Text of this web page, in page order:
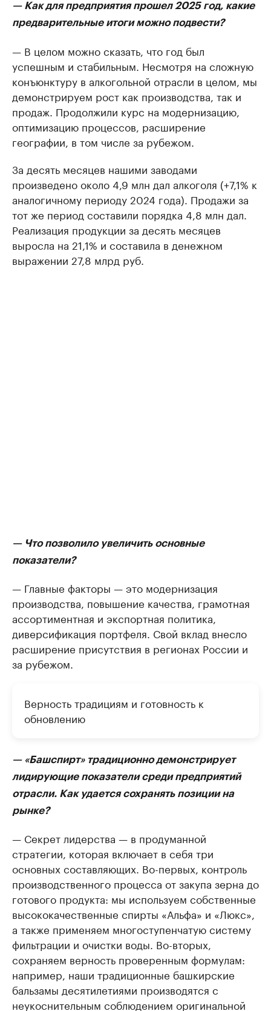
— Как для предприятия прошел 2025 год, какие
предварительные итоги можно подвести?
— В целом можно сказать, что год был
успешным и стабильным. Несмотря на сложную
конъюнктуру в алкогольной отрасли в целом, мы
демонстрируем рост как производства, так и
продаж. Продолжили курс на модернизацию,
оптимизацию процессов, расширение
географии, в том числе за рубежом.
За десять месяцев нашими заводами
произведено около 4,9 млн дал алкоголя (+7,1% к
аналогичному периоду 2024 года). Продажи за
тот же период составили порядка 4,8 млн дал.
Реализация продукции за десять месяцев
выросла на 21,1% и составила в денежном
выражении 27,8 млрд руб.
— Что позволило увеличить основные
показатели?
— Главные факторы — это модернизация
производства, повышение качества, грамотная
ассортиментная и экспортная политика,
диверсификация портфеля. Свой вклад внесло
расширение присутствия в регионах России и
за рубежом.
Верность традициям и готовность к
обновлению
— «Башспирт» традиционно демонстрирует
лидирующие показатели среди предприятий
отрасли. Как удается сохранять позиции на
рынке?
— Секрет лидерства — в продуманной
стратегии, которая включает в себя три
основных составляющих. Во-первых, контроль
производственного процесса от закупа зерна до
готового продукта: мы используем собственные
высококачественные спирты «Альфа» и «Люкс»,
а также применяем многоступенчатую систему
фильтрации и очистки воды. Во-вторых,
сохраняем верность проверенным формулам:
например, наши традиционные башкирские
бальзамы десятилетиями производятся с
неукоснительным соблюдением оригинальной